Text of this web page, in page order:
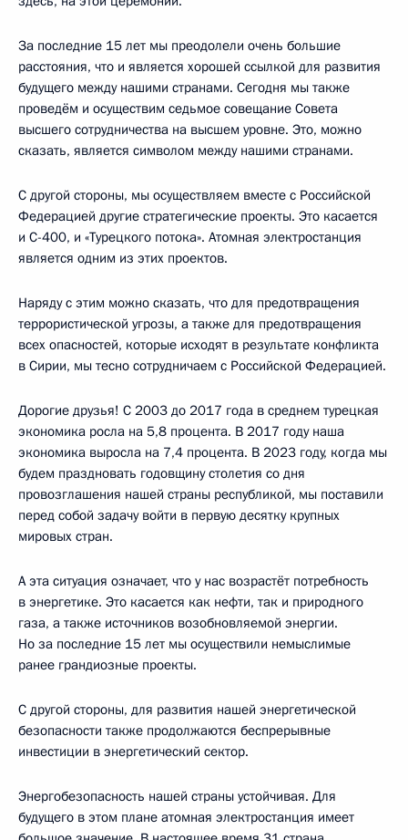
За последние 15 лет мы преодолели очень большие
расстояния, что и является хорошей ссылкой для развития
будущего между нашими странами. Сегодня мы также
проведём и осуществим седьмое совещание Совета
высшего сотрудничества на высшем уровне. Это, можно
сказать, является символом между нашими странами.
С другой стороны, мы осуществляем вместе с Российской
Федерацией другие стратегические проекты. Это касается
и С-400, и «Турецкого потока». Атомная электростанция
является одним из этих проектов.
Наряду с этим можно сказать, что для предотвращения
террористической угрозы, а также для предотвращения
всех опасностей, которые исходят в результате конфликта
в Сирии, мы тесно сотрудничаем с Российской Федерацией.
Дорогие друзья! С 2003 до 2017 года в среднем турецкая
экономика росла на 5,8 процента. В 2017 году наша
экономика выросла на 7,4 процента. В 2023 году, когда мы
будем праздновать годовщину столетия со дня
провозглашения нашей страны республикой, мы поставили
перед собой задачу войти в первую десятку крупных
мировых стран.
А эта ситуация означает, что у нас возрастёт потребность
в энергетике. Это касается как нефти, так и природного
газа, а также источников возобновляемой энергии.
Но за последние 15 лет мы осуществили немыслимые
ранее грандиозные проекты.
С другой стороны, для развития нашей энергетической
безопасности также продолжаются беспрерывные
инвестиции в энергетический сектор.
Энергобезопасность нашей страны устойчивая. Для
будущего в этом плане атомная электростанция имеет